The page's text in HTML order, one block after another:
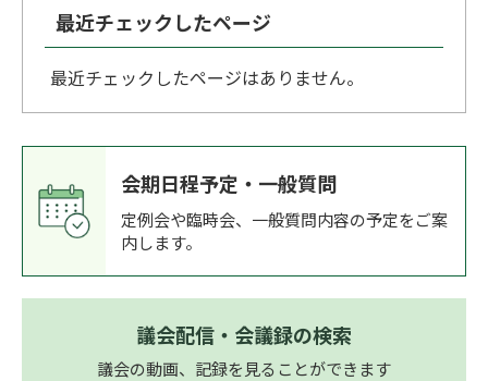
最近チェックしたページ
最近チェックしたページはありません。
会期日程予定・一般質問
定例会や臨時会、一般質問内容の予定をご案
内します。
議会配信・会議録の検索
議会の動画、記録を見ることができます